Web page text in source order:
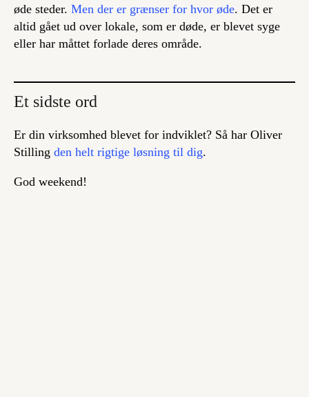
øde steder. Men der er grænser for hvor øde. Det er
altid gået ud over lokale, som er døde, er blevet syge
eller har måttet forlade deres område.
Et sidste ord
Er din virksomhed blevet for indviklet? Så har Oliver
Stilling den helt rigtige løsning til dig.
God weekend!